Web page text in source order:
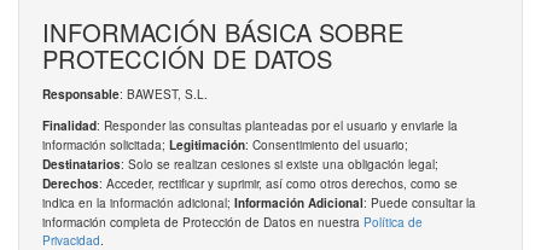
INFORMACIÓN BÁSICA SOBRE
PROTECCIÓN DE DATOS
Responsable: BAWEST, S.L.
Finalidad: Responder las consultas planteadas por el usuario y enviarle la
información solicitada; Legitimación: Consentimiento del usuario;
Destinatarios: Solo se realizan cesiones si existe una obligación legal;
Derechos: Acceder, rectificar y suprimir, así como otros derechos, como se
indica en la información adicional; Información Adicional: Puede consultar la
información completa de Protección de Datos en nuestra Política de
Privacidad